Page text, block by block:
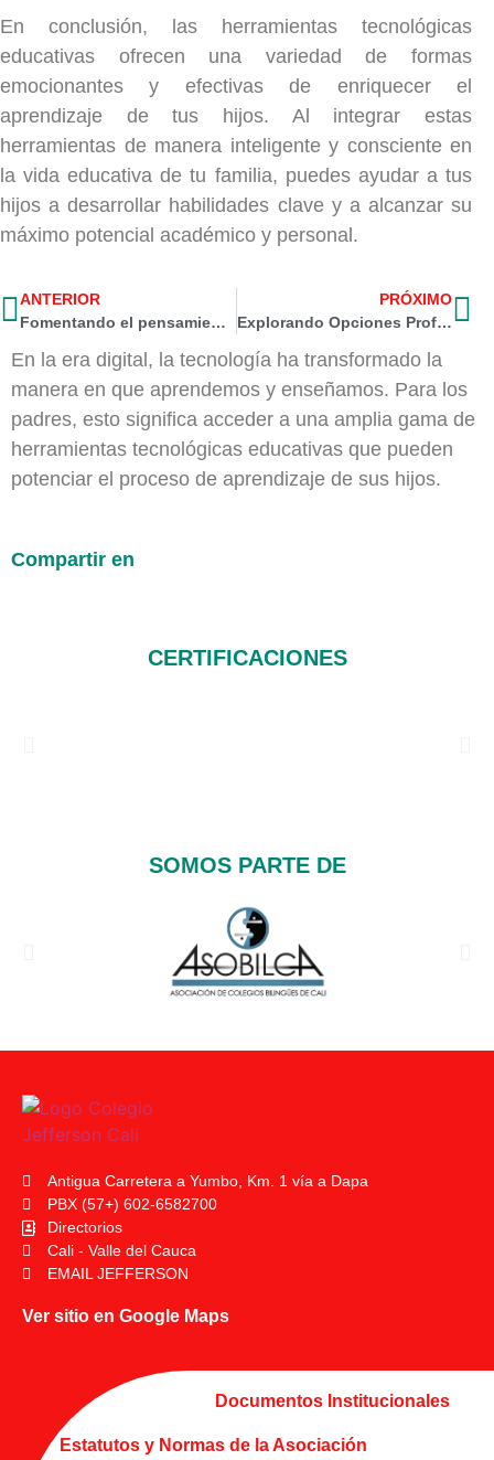
En conclusión, las herramientas tecnológicas
educativas ofrecen una variedad de formas
emocionantes y efectivas de enriquecer el
aprendizaje de tus hijos. Al integrar estas
herramientas de manera inteligente y consciente en
la vida educativa de tu familia, puedes ayudar a tus
hijos a desarrollar habilidades clave y a alcanzar su
máximo potencial académico y personal.
ANTERIOR
Fomentando el pensamiento crítico y la inteligencia emocional para el futuro de nuestros estudiantes
PRÓXIMO
Explorando Opciones Profesionales: Consejos para la Orientación Vocacional y Elección de Carrera
En la era digital, la tecnología ha transformado la
manera en que aprendemos y enseñamos. Para los
padres, esto significa acceder a una amplia gama de
herramientas tecnológicas educativas que pueden
potenciar el proceso de aprendizaje de sus hijos.
Compartir en
CERTIFICACIONES
SOMOS PARTE DE
Antigua Carretera a Yumbo, Km. 1 vía a Dapa
PBX (57+) 602-6582700
Directorios
Cali - Valle del Cauca
EMAIL JEFFERSON
Ver sitio en Google Maps
Documentos Institucionales
Estatutos y Normas de la Asociación